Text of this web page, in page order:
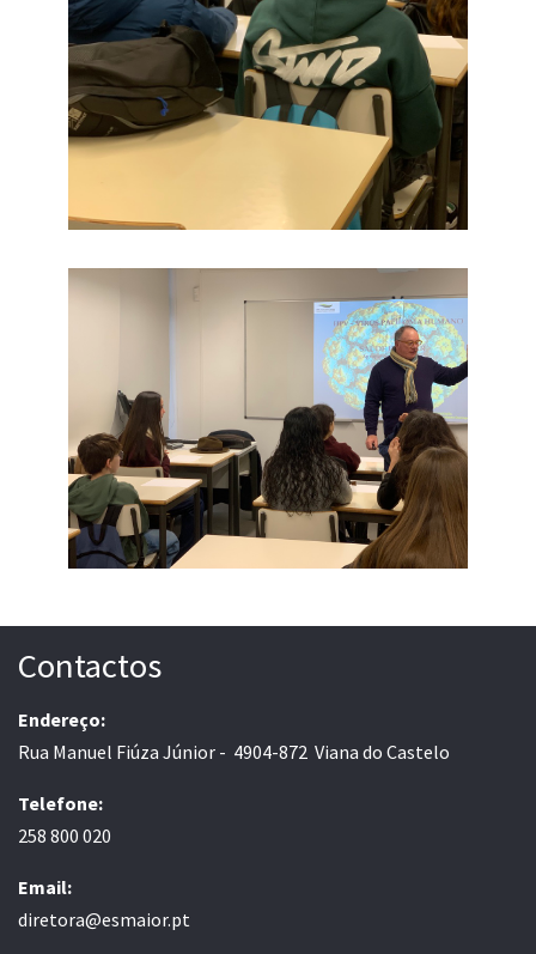
Contactos
Endereço:
Rua Manuel Fiúza Júnior - 4904-872 Viana do Castelo
Telefone:
258 800 020
Email:
diretora@esmaior.pt